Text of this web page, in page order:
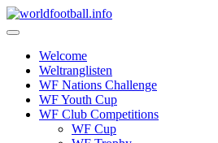
Skip
to
Welcome
Weltranglisten
WF Nations Challenge
WF Youth Cup
WF Club Competitions
WF Cup